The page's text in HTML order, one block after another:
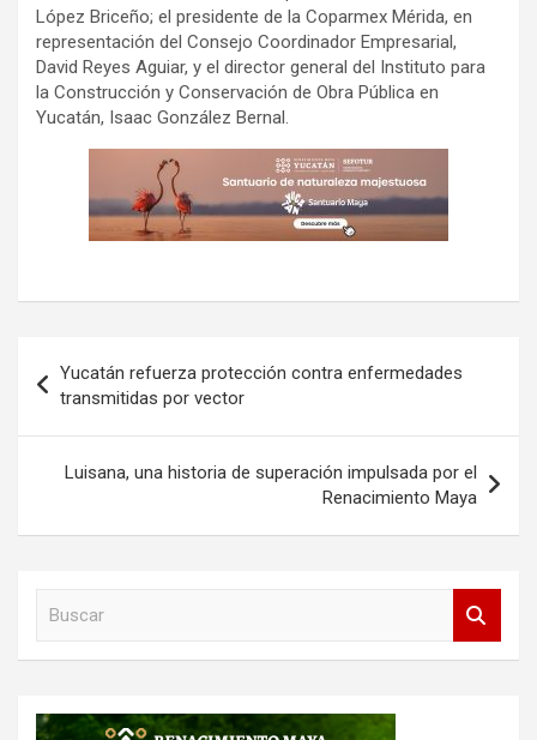
López Briceño; el presidente de la Coparmex Mérida, en
representación del Consejo Coordinador Empresarial,
David Reyes Aguiar, y el director general del Instituto para
la Construcción y Conservación de Obra Pública en
Yucatán, Isaac González Bernal.
de
entradas
Yucatán refuerza protección contra enfermedades
transmitidas por vector
Luisana, una historia de superación impulsada por el
Renacimiento Maya
r